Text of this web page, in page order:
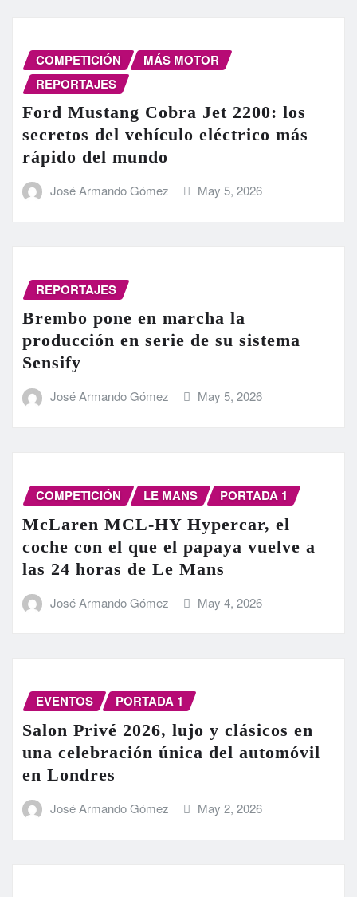
COMPETICIÓN
MÁS MOTOR
REPORTAJES
Ford Mustang Cobra Jet 2200: los
secretos del vehículo eléctrico más
rápido del mundo
José Armando Gómez May 5, 2026
REPORTAJES
Brembo pone en marcha la
producción en serie de su sistema
Sensify
José Armando Gómez May 5, 2026
COMPETICIÓN LE MANS PORTADA 1
McLaren MCL-HY Hypercar, el
coche con el que el papaya vuelve a
las 24 horas de Le Mans
José Armando Gómez May 4, 2026
EVENTOS PORTADA 1
Salon Privé 2026, lujo y clásicos en
una celebración única del automóvil
en Londres
José Armando Gómez May 2, 2026